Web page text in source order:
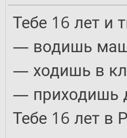
Тебе 16 лет и
— водишь
— ходишь в
— приходишь
Тебе 16 лет в